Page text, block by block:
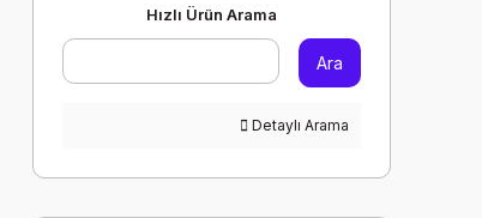
Hızlı Ürün Arama
Ara
Detaylı Arama